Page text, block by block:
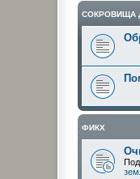
СОКРОВИЩА
ФИКХ